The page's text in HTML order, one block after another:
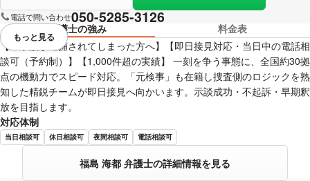
電話で問い合わせ050-5285-3126
弁護士の強み
料金表
【ご家族が逮捕されてしまった方へ】【即日接見対応・当日中の電話相
談可（予約制）】【1,000件超の実績】 一刻を争う事態に、全国約30拠
点の機動力でスピード対応。「元検事」も在籍し捜査側のロジックを熟
知した精鋭チームが即日接見へ向かいます。示談成功・不起訴・早期釈
放を目指します。
対応体制
当日相談可 休日相談可 夜間相談可 電話相談可
福島 海都 弁護士の詳細情報を見る
視覚的に省略されている要素を
もっと見る